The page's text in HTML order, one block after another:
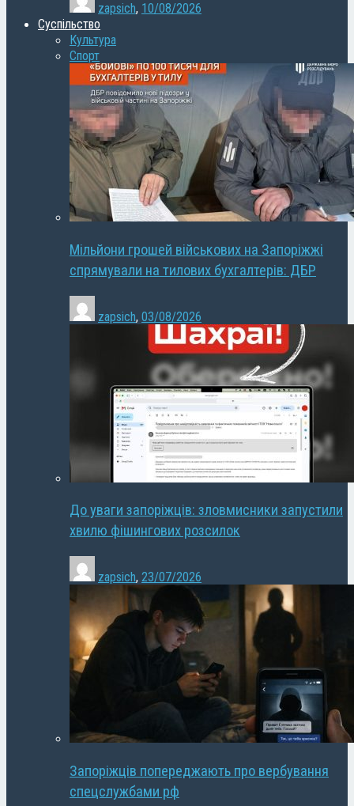
zapsich, 10/08/2026
Суспільство
Культура
Спорт
Мільйони грошей військових на Запоріжжі
спрямували на тилових бухгалтерів: ДБР
zapsich, 03/08/2026
До уваги запоріжців: зловмисники запустили
хвилю фішингових розсилок
zapsich, 23/07/2026
Запоріжців попереджають про вербування
спецслужбами рф